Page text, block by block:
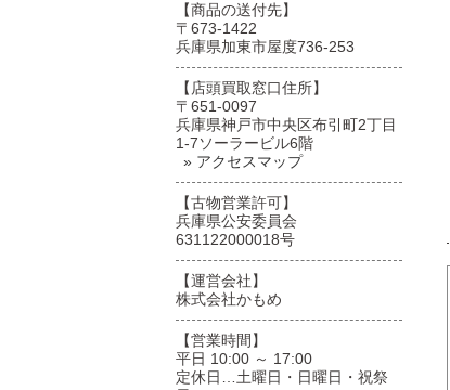
【商品の送付先】
〒673-1422
兵庫県加東市屋度736-253
【店頭買取窓口住所】
〒651-0097
兵庫県神戸市中央区布引町2丁目
1-7ソーラービル6階
» アクセスマップ
【古物営業許可】
兵庫県公安委員会
631122000018号
【運営会社】
株式会社かもめ
【営業時間】
平日 10:00 ～ 17:00
定休日…土曜日・日曜日・祝祭